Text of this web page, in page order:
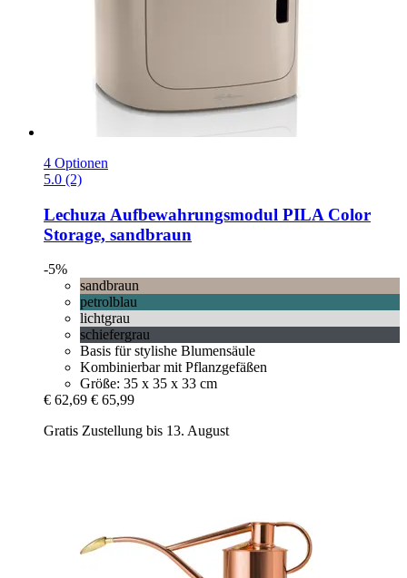
4 Optionen
5.0 (2)
Lechuza Aufbewahrungsmodul PILA Color
Storage, sandbraun
-5%
sandbraun
petrolblau
lichtgrau
schiefergrau
Basis für stylishe Blumensäule
Kombinierbar mit Pflanzgefäßen
Größe: 35 x 35 x 33 cm
€ 62,69 € 65,99
Gratis Zustellung bis 13. August